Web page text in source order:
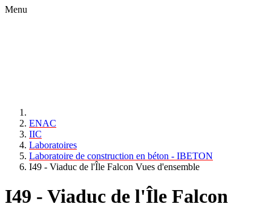
Menu
ENAC
IIC
Laboratoires
Laboratoire de construction en béton - IBETON
I49 - Viaduc de l'Île Falcon Vues d'ensemble
I49 - Viaduc de l'Île Falcon